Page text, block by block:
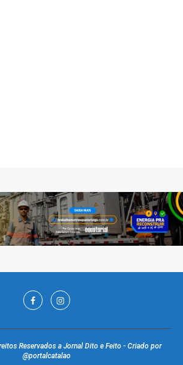
Reservados a Jornal Dito e Feito - Criado por
@portalcatalao